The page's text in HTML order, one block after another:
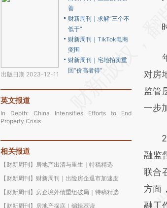
出版日期 2023-12-11
善
财新周刊｜求解“三个不
低于”
财新周刊｜TikTok电商
突围
财新周刊｜宅地拍卖重
回“价高者得”
英文报道
In Depth: China Intensifies Efforts to End
Property Crisis
相关报道
【财新周刊】房地产出清与重生｜特稿精选
【财新周刊】财新周刊｜出险房企退市加速度
【财新周刊】房企境外债重组破局｜特稿精选
【财新周刊】房地产探底｜编辑荐读
新
对和
时
年
对房
监管
一步
融监
联合
方面
融工